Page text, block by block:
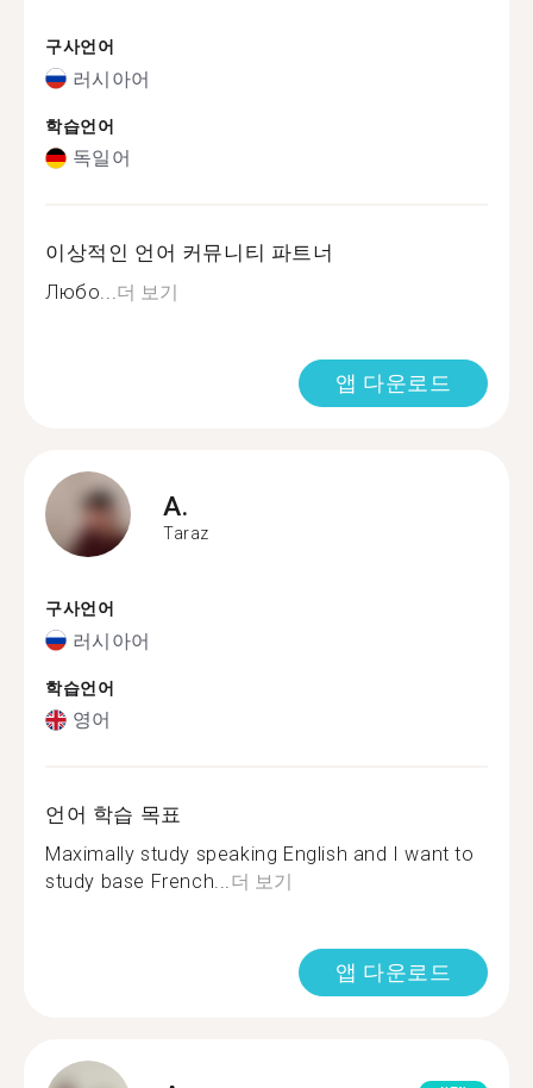
구사언어
러시아어
학습언어
독일어
이상적인 언어 커뮤니티 파트너
Любо...더 보기
앱 다운로드
A.
Taraz
구사언어
러시아어
학습언어
영어
언어 학습 목표
Maximally study speaking English and I want to
study base French...더 보기
앱 다운로드